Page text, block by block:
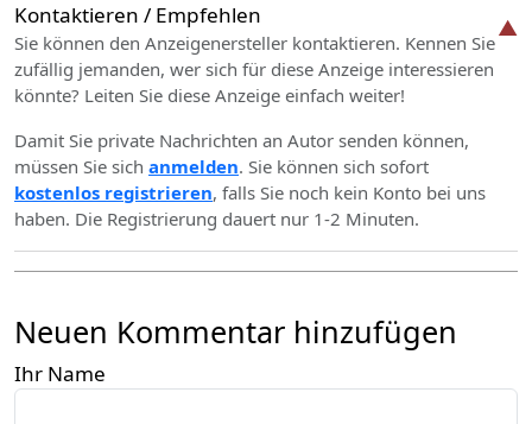
Kontaktieren / Empfehlen
Sie können den Anzeigenersteller kontaktieren. Kennen Sie
zufällig jemanden, wer sich für diese Anzeige interessieren
könnte? Leiten Sie diese Anzeige einfach weiter!
Damit Sie private Nachrichten an Autor senden können,
müssen Sie sich anmelden. Sie können sich sofort
kostenlos registrieren, falls Sie noch kein Konto bei uns
haben. Die Registrierung dauert nur 1-2 Minuten.
Neuen Kommentar hinzufügen
Ihr Name